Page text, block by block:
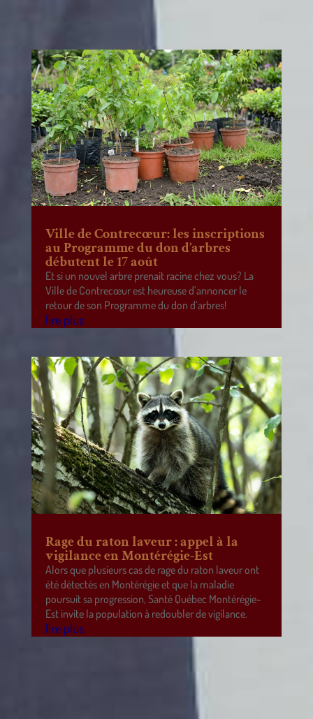
Ville de Contrecœur: les inscriptions
au Programme du don d’arbres
débutent le 17 août
Et si un nouvel arbre prenait racine chez vous? La
Ville de Contrecœur est heureuse d’annoncer le
retour de son Programme du don d’arbres!
lire plus
Rage du raton laveur : appel à la
vigilance en Montérégie-Est
Alors que plusieurs cas de rage du raton laveur ont
été détectés en Montérégie et que la maladie
poursuit sa progression, Santé Québec Montérégie-
Est invite la population à redoubler de vigilance.
lire plus